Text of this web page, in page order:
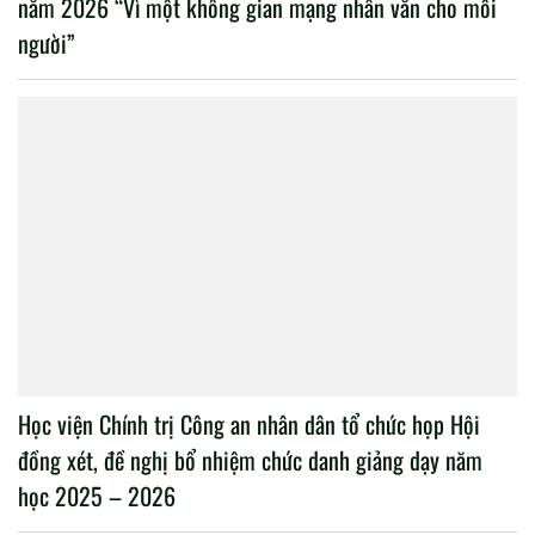
người”
Học viện Chính trị Công an nhân dân tổ chức họp Hội
đồng xét, đề nghị bổ nhiệm chức danh giảng dạy năm
học 2025 – 2026